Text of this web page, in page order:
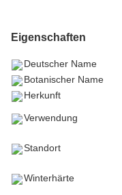
Eigenschaften
Deutscher Name
Botanischer Name
Herkunft
Verwendung
Standort
Winterhärte